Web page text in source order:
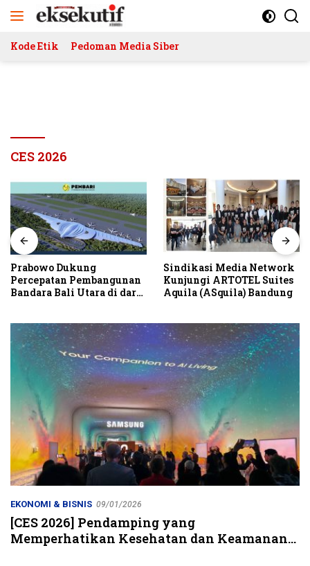
Kode Etik Pedoman Media Siber
CES 2026
Prabowo Dukung
Percepatan Pembangunan
Bandara Bali Utara di darat
Sindikasi Media Network
Kunjungi ARTOTEL Suites
Aquila (ASquila) Bandung
EKONOMI & BISNIS 09/01/2026
[CES 2026] Pendamping yang
Memperhatikan Kesehatan dan Keamanan